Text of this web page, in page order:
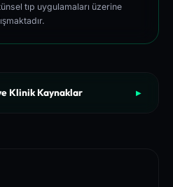
tıp uygulamaları üzerine
Klinik Kaynaklar ▶
Clinical Trials